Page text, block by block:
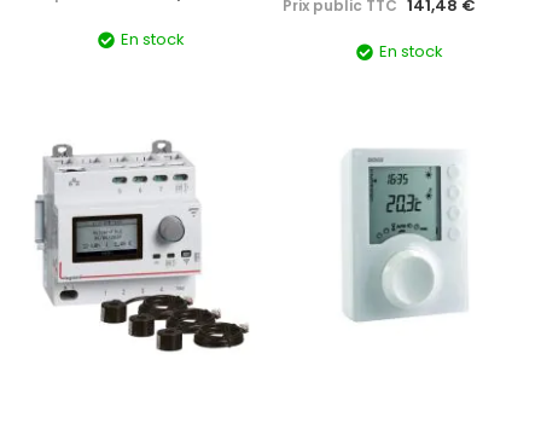
En stock
Prix public TTC 141,48 €
En stock